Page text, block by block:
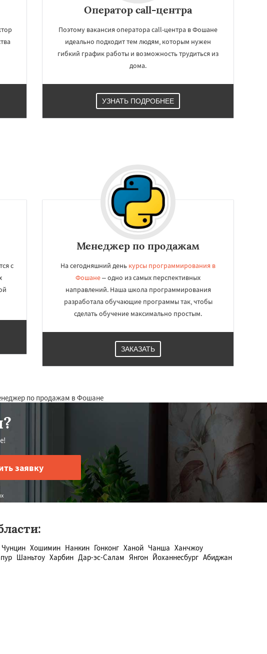
Оператор call-центра
Поэтому вакансия оператора call-центра в Фошане
идеально подходит тем людям, которым нужен
гибкий график работы и возможность трудиться из
дома.
УЗНАТЬ ПОДРОБНЕЕ
с
Менеджер по продажам
На сегодняшний день курсы программирования в
Фошане– одно из самых перспективных
направлений. Наша школа программирования
разработала обучающие программы так, чтобы
сделать обучение максимально простым.
ЗАКАЗАТЬ
по продажам в Фошане
Чунцин Хошимин Нанкин Гонконг Ханой Чанша Ханчжоу
Шаньтоу Харбин Дар-эс-Салам Янгон Йоханнесбург Абиджан